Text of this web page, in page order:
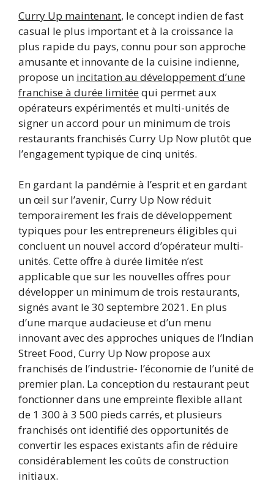
Curry Up maintenant, le concept indien de fast
casual le plus important et à la croissance la
plus rapide du pays, connu pour son approche
amusante et innovante de la cuisine indienne,
propose un incitation au développement d’une
franchise à durée limitéequi permet aux
opérateurs expérimentés et multi-unités de
signer un accord pour un minimum de trois
restaurants franchisés Curry Up Now plutôt que
l’engagement typique de cinq unités.
En gardant la pandémie à l’esprit et en gardant
un œil sur l’avenir, Curry Up Now réduit
temporairement les frais de développement
typiques pour les entrepreneurs éligibles qui
concluent un nouvel accord d’opérateur multi-
unités. Cette offre à durée limitée n’est
applicable que sur les nouvelles offres pour
développer un minimum de trois restaurants,
signés avant le 30 septembre 2021. En plus
d’une marque audacieuse et d’un menu
innovant avec des approches uniques de l’Indian
Street Food, Curry Up Now propose aux
franchisés de l’industrie- l’économie de l’unité de
premier plan. La conception du restaurant peut
fonctionner dans une empreinte flexible allant
de 1 300 à 3 500 pieds carrés, et plusieurs
franchisés ont identifié des opportunités de
convertir les espaces existants afin de réduire
considérablement les coûts de construction
initiaux.